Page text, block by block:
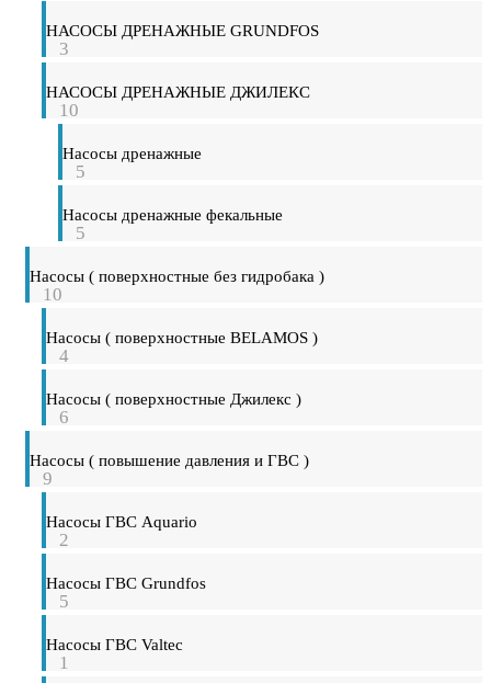
НАСОСЫ ДРЕНАЖНЫЕ GRUNDFOS
3
НАСОСЫ ДРЕНАЖНЫЕ ДЖИЛЕКС
10
Насосы дренажные
5
Насосы дренажные фекальные
5
Насосы ( поверхностные без гидробака )
10
Насосы ( поверхностные BELAMOS )
4
Насосы ( поверхностные Джилекс )
6
Насосы ( повышение давления и ГВС )
9
Насосы ГВС Aquario
2
Насосы ГВС Grundfos
5
Насосы ГВС Valtec
1